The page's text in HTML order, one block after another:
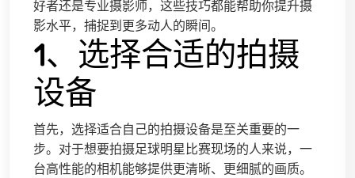
好者还是专业摄影师，这些技巧都能帮助你提升摄
影水平，捕捉到更多动人的瞬间。
1、选择合适的拍摄
设备
首先，选择适合自己的拍摄设备是至关重要的一
步。对于想要拍摄足球明星比赛现场的人来说，一
台高性能的相机能够提供更清晰、更细腻的画质。